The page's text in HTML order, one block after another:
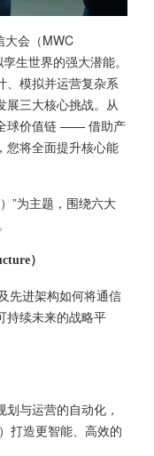
大会（MWC
生世界的强大潜能。
、模拟并运营复杂系
展三大核心挑战。从
球价值链 —— 借助产
您将全面提升核心能
”为主题，围绕六大
）
先进架构如何将通信
持续未来的战略平
与运营的自动化，
打造更智能、高效的